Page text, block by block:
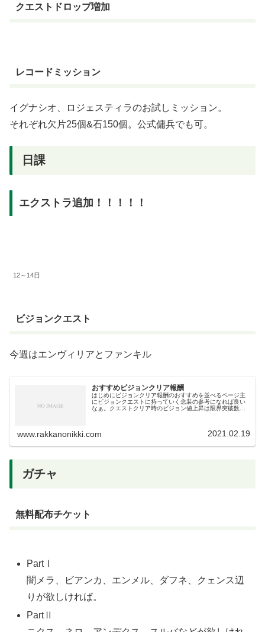
クエストドロップ増加
レコードミッション
イグナシオ、ロジェスティラのお試しミッション。
それぞれ欠片25個&石150個。公式傭兵でも可。
日課
エクストラ追加！！！！！
12～14日
ビジョンクエスト
今週はエンヴィリアとファンキル
おすすめビジョンクリア報酬
はじめにビジョンクリア報酬のおすすめを並べるページ主
にビジョンクエストに持っていく念装の参考になれば良い
なぁ。クエストクリア時のビジョン値上昇は限界突破数に
www.rakkanonikki.com 2021.02.19
ガチャ
無料配布チケット
PartⅠ
闇メラ、ビアンカ、エンメル、ダフネ、クェンス辺
りが欲しければ。
PartⅡ